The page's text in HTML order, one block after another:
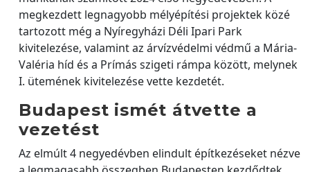
megkezdett legnagyobb mélyépítési projektek közé
tartozott még a Nyíregyházi Déli Ipari Park
kivitelezése, valamint az árvízvédelmi védmű a Mária-
Valéria híd és a Prímás szigeti rámpa között, melynek
I. ütemének kivitelezése vette kezdetét.
Budapest ismét átvette a
vezetést
Az elmúlt 4 negyedévben elindult építkezéseket nézve